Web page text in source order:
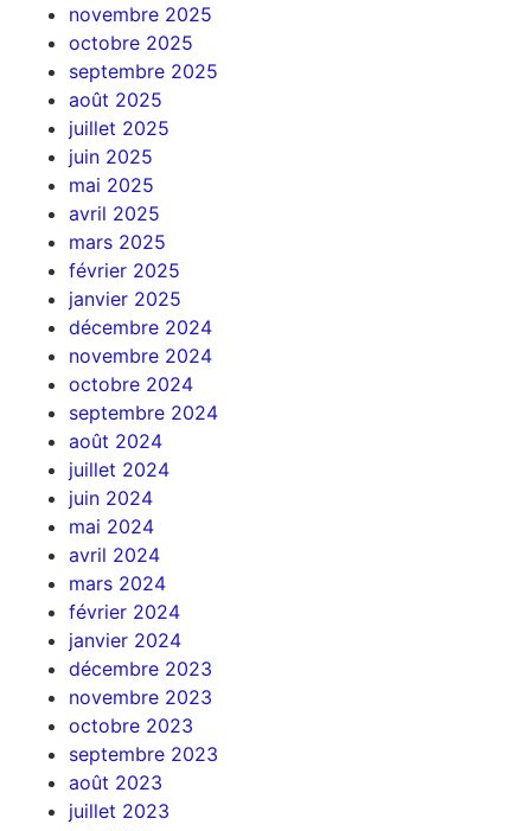
novembre 2025
octobre 2025
septembre 2025
août 2025
juillet 2025
juin 2025
mai 2025
avril 2025
mars 2025
février 2025
janvier 2025
décembre 2024
novembre 2024
octobre 2024
septembre 2024
août 2024
juillet 2024
juin 2024
mai 2024
avril 2024
mars 2024
février 2024
janvier 2024
décembre 2023
novembre 2023
octobre 2023
septembre 2023
août 2023
juillet 2023